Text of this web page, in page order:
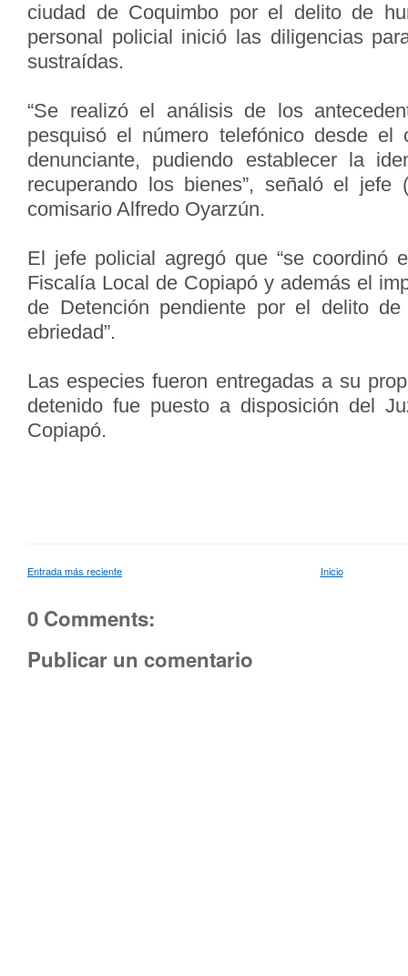
ciudad de Coquimbo por el delito de
personal policial inició las diligencias
sustraídas.
“Se realizó el análisis de los
pesquisó el número telefónico desde el
denunciante, pudiendo establecer la
recuperando los bienes”, señaló el
comisario Alfredo Oyarzún.
El jefe policial agregó que “se coordinó
Fiscalía Local de Copiapó y además el
de Detención pendiente por el delito
ebriedad”.
Las especies fueron entregadas a su
detenido fue puesto a disposición del
Copiapó.
Entrada más reciente Inicio
0 Comments:
Publicar un comentario